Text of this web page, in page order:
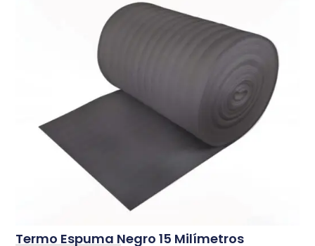
Termo Espuma Negro 15 Milímetros